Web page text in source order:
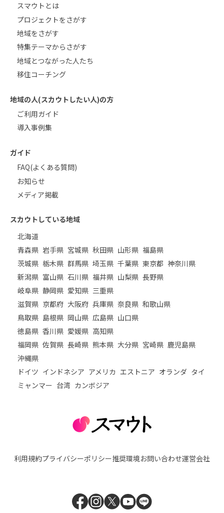
スマウトとは
プロジェクトをさがす
地域をさがす
特集テーマからさがす
地域とつながった人たち
移住コーチング
地域の人(スカウトしたい人)の方
ご利用ガイド
導入事例集
ガイド
FAQ(よくある質問)
お知らせ
メディア掲載
スカウトしている地域
北海道
青森県 岩手県 宮城県 秋田県 山形県 福島県
茨城県 栃木県 群馬県 埼玉県 千葉県 東京都 神奈川県
新潟県 富山県 石川県 福井県 山梨県 長野県
岐阜県 静岡県 愛知県 三重県
滋賀県 京都府 大阪府 兵庫県 奈良県 和歌山県
鳥取県 島根県 岡山県 広島県 山口県
徳島県 香川県 愛媛県 高知県
福岡県 佐賀県 長崎県 熊本県 大分県 宮崎県 鹿児島県
沖縄県
ドイツ インドネシア アメリカ エストニア オランダ タイ
ミャンマー 台湾 カンボジア
利用規約プライバシーポリシー推奨環境お問い合わせ運営会社